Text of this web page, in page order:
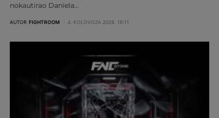
nokautirao Daniela…
AUTOR FIGHTROOM 4. KOLOVOZA 2026. 16:11